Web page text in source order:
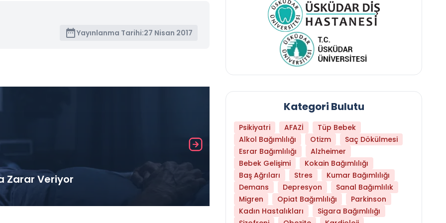
Yayınlanma Tarihi:27 Nisan 2017
Zarar Veriyor Libido Yüksekliği
Kategori Bulutu
Psikiyatri AFAZİ
Tüp Bebek
Alkol Bağımlılığı
Otizm
Saç Dökülmesi
Esrar Bağımlılığı
Alzheimer
Bebek Gelişimi
Kokain Bağımlılığı
Baş Ağrıları
Stres
Kumar Bağımlılığı
Demans
Depresyon
Sanal Bağımlılık
Migren
Opiat Bağımlılığı
Parkinson
Kadın Hastalıkları
Sigara Bağımlılığı